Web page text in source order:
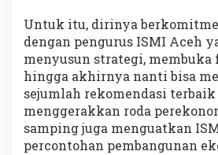
Untuk itu, dirinya
dengan pengurus ISMI Aceh
menyusun strategi, membuka
hingga akhirnya nanti bisa
sejumlah rekomendasi
menggerakkan roda
samping juga menguatkan
percontohan pembangunan